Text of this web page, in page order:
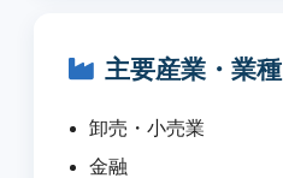
主要産業・業種
卸売・小売業
金融